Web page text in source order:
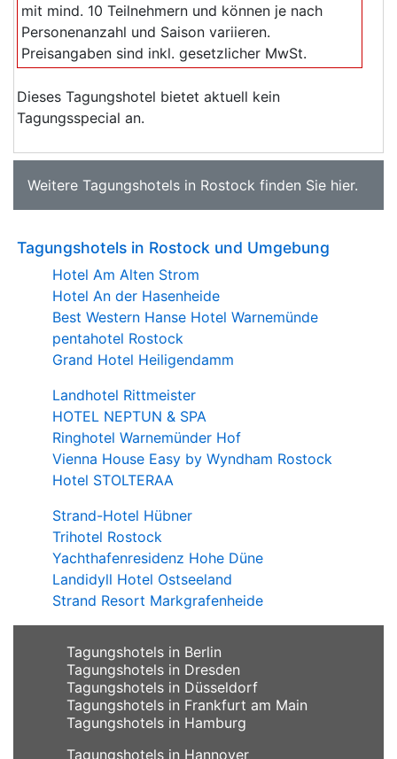
mit mind. 10 Teilnehmern und können je nach
Personenanzahl und Saison variieren.
Preisangaben sind inkl. gesetzlicher MwSt.
Dieses Tagungshotel bietet aktuell kein
Tagungsspecial an.
Weitere Tagungshotels in Rostock finden Sie hier.
Tagungshotels in Rostock und Umgebung
Hotel Am Alten Strom
Hotel An der Hasenheide
Best Western Hanse Hotel Warnemünde
pentahotel Rostock
Grand Hotel Heiligendamm
Landhotel Rittmeister
HOTEL NEPTUN & SPA
Ringhotel Warnemünder Hof
Vienna House Easy by Wyndham Rostock
Hotel STOLTERAA
Strand-Hotel Hübner
Trihotel Rostock
Yachthafenresidenz Hohe Düne
Landidyll Hotel Ostseeland
Strand Resort Markgrafenheide
Tagungshotels in Berlin
Tagungshotels in Dresden
Tagungshotels in Düsseldorf
Tagungshotels in Frankfurt am Main
Tagungshotels in Hamburg
Tagungshotels in Hannover